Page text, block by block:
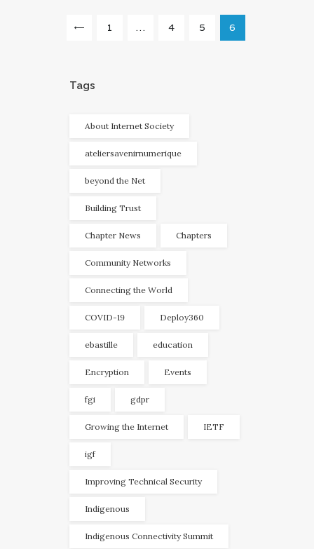
<
PAGE
1 … PAGE
4 PAGE
5 PAGE
6
Tags
About Internet Society
ateliersavenirnumerique
beyond the Net
Building Trust
Chapter News Chapters
Community Networks
Connecting the World
COVID-19 Deploy360
ebastille education
Encryption Events
fgi gdpr
Growing the Internet IETF
igf
Improving Technical Security
Indigenous
Indigenous Connectivity Summit